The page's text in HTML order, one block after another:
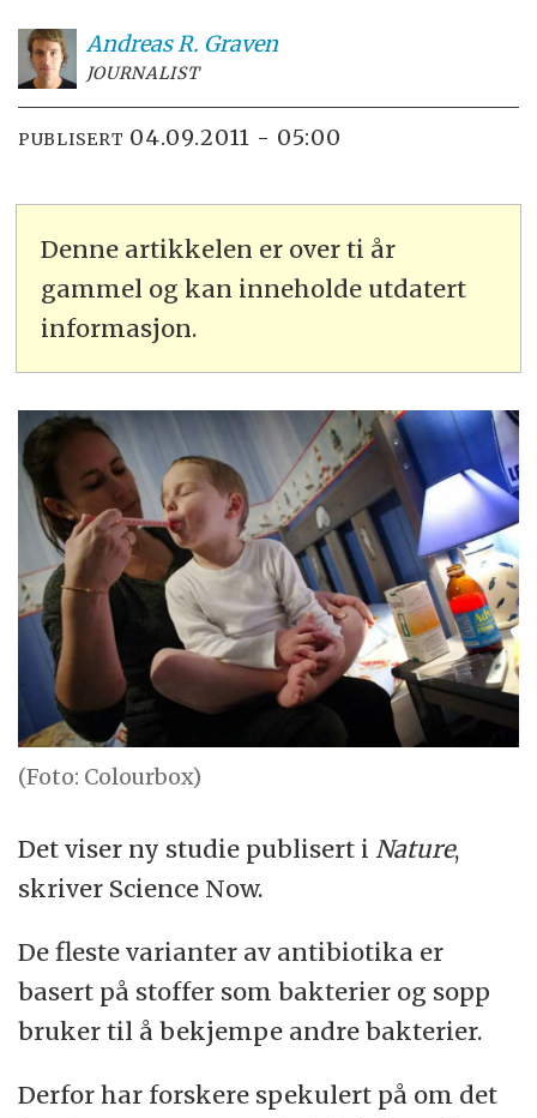
Andreas R. Graven
JOURNALIST
PUBLISERT 04.09.2011 - 05:00
Denne artikkelen er over ti år
gammel og kan inneholde utdatert
informasjon.
(Foto: Colourbox)
Det viser ny studie publisert iNature,
skriver Science Now.
De fleste varianter av antibiotika er
basert på stoffer som bakterier og sopp
bruker til å bekjempe andre bakterier.
Derfor har forskere spekulert på om det